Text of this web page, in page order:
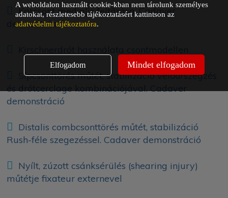
Karcsont medialis feltárása. Cadaver
demonstráció
Sípcsonttörés műtét, stabilizáció velőűrszegzés
és drótcerclage kombinációjával. Cadaver
demonstráció
Distalis combcsonttörés műtét, stabilizáció
Rush-féle szegezéssel. Cadaver demonstráció
Nyílt, zúzott csánksérülés (shearing injury)
műtétje fixateur externevel
A weboldalon használt cookie-kban nem tárolunk személyes
adatokat, részletesebb tájékoztatásért kattintson az
adatvédelmi tájékoztatóra.
Elfogadom Mindet elfogadom